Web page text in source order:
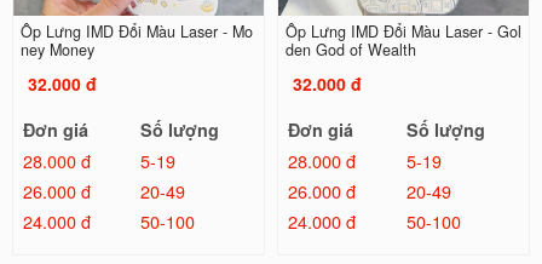
Ốp Lưng IMD Đổi Màu Laser - Mo
ney Money
32.000 đ
Đơn giá
Số lượng
28.000 đ
5-19
26.000 đ
20-49
24.000 đ
50-100
Ốp Lưng IMD Đổi Màu Laser - Gol
den God of Wealth
32.000 đ
Đơn giá
Số lượng
28.000 đ
5-19
26.000 đ
20-49
24.000 đ
50-100